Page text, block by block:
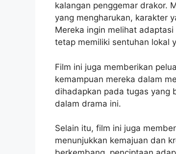
kalangan penggemar drakor.
yang mengharukan, karakter
Mereka ingin melihat
tetap memiliki sentuhan lokal
Film ini juga memberikan
kemampuan mereka dalam
dihadapkan pada tugas yang
dalam drama ini.
Selain itu, film ini juga
menunjukkan kemajuan dan